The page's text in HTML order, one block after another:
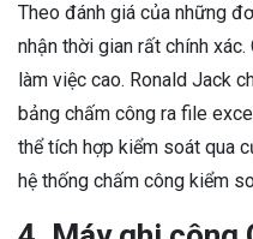
Theo đánh giá của những
nhận thời gian rất chính
làm việc cao. Ronald Jack
bảng chấm công ra file
thể tích hợp kiểm soát qua
hệ thống chấm công kiểm